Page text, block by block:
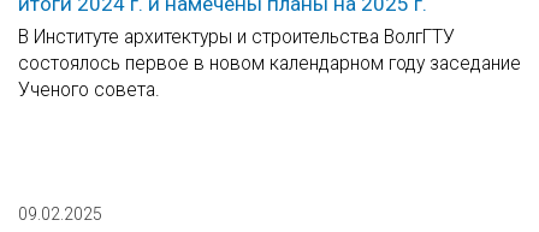
В Институте архитектуры и строительства ВолгГТУ
состоялось первое в новом календарном году заседание
Ученого совета.
09.02.2025